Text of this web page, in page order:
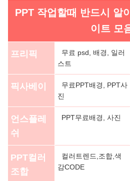
PPT 작업할때 반드시 알
이트 모
프리픽
무료 psd, 배경, 일러
스트
픽사베이
무료PPT배경, PPT사
진
언스플레
쉬
PPT무료배경, 사진
PPT컬러
조합
컬러트렌드,조합,색
감CODE